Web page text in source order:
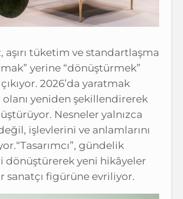
aşırı tüketim ve standartlaşma
yerine “dönüştürmek”
çıkıyor. 2026’da yaratmak
olanı yeniden şekillendirerek
Nesneler yalnızca
işlevlerini ve anlamlarını
gündelik
dönüştürerek yeni hikâyeler
sanatçı figürüne evriliyor.